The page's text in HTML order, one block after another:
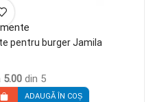
pentru burger Jamila
5.00din 5
ADAUGĂ ÎN COȘ